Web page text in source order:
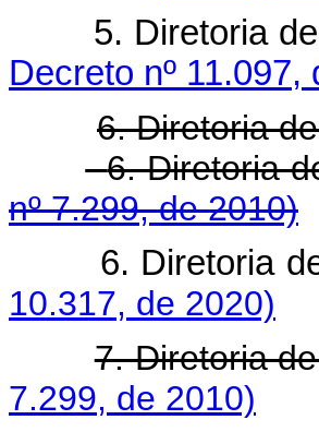
5. Diretoria
Decreto nº 11.097,
6. Diretoria
6.
nº 7.299, de 2010)
6.
10.317, de 2020)
7. Diretoria
7.299, de 2010)